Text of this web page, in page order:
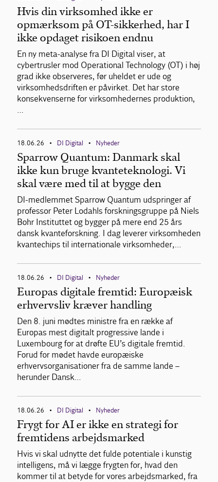
Hvis din virksomhed ikke er
opmærksom på OT-sikkerhed, har I
ikke opdaget risikoen endnu
En ny meta-analyse fra DI Digital viser, at
cybertrusler mod Operational Technology (OT) i høj
grad ikke observeres, før uheldet er ude og
virksomhedsdriften er påvirket. Det har store
konsekvenserne for virksomhedernes produktion,
…
18.06.26 • DI Digital • Nyheder
Sparrow Quantum: Danmark skal
ikke kun bruge kvanteteknologi. Vi
skal være med til at bygge den
DI-medlemmet Sparrow Quantum udspringer af
professor Peter Lodahls forskningsgruppe på Niels
Bohr Instituttet og bygger på mere end 25 års
dansk kvanteforskning. I dag leverer virksomheden
kvantechips til internationale virksomheder,…
18.06.26 • DI Digital • Nyheder
Europas digitale fremtid: Europæisk
erhvervsliv kræver handling
Den 8. juni mødtes ministre fra en række af
Europas mest digitalt progressive lande i
Luxembourg for at drøfte EU’s digitale fremtid.
Forud for mødet havde europæiske
erhvervsorganisationer fra de samme lande –
herunder Dansk…
18.06.26 • DI Digital • Nyheder
Frygt for AI er ikke en strategi for
fremtidens arbejdsmarked
Hvis vi skal udnytte det fulde potentiale i kunstig
intelligens, må vi lægge frygten for, hvad den
kommer til at betyde for vores arbejdsmarked, fra